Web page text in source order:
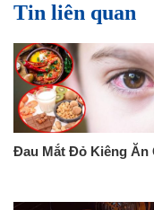
Tin liên quan
Đau Mắt Đỏ Kiêng Ăn